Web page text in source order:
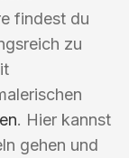
findest du
zu
. Hier kannst
gehen und